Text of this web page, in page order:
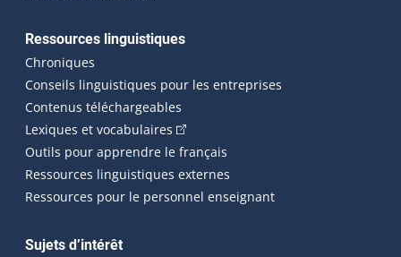
Ressources linguistiques
Chroniques
Conseils linguistiques pour les entreprises
Contenus téléchargeables
Lexiques et vocabulaires (Cet hyperlien externe s'ouvrira
Outils pour apprendre le français
Ressources linguistiques externes
Ressources pour le personnel enseignant
Sujets d’intérêt